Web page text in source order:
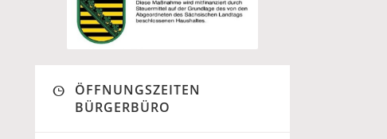
ÖFFNUNGSZEITEN
BÜRGERBÜRO